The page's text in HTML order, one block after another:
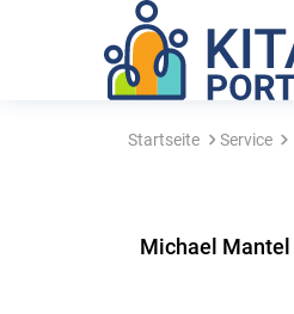
Startseite Service
Michael Mantel